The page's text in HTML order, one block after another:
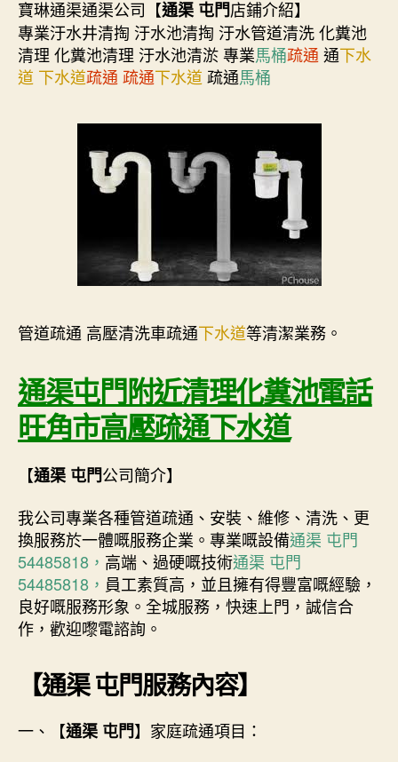
寶琳通渠通渠公司【通渠 屯門店鋪介紹】
專業汙水井清掏 汙水池清掏 汙水管道清洗 化糞池
清理 化糞池清理 汙水池清淤 專業馬桶疏通 通下水
道 下水道疏通 疏通下水道 疏通馬桶
管道疏通 高壓清洗車疏通下水道等清潔業務。
通渠屯門附近清理化糞池電話
旺角市高壓疏通下水道
【通渠 屯門公司簡介】
我公司專業各種管道疏通、安裝、維修、清洗、更
換服務於一體嘅服務企業。專業嘅設備通渠 屯門
54485818， 高端、過硬嘅技術通渠 屯門
54485818， 員工素質高，並且擁有得豐富嘅經驗，
良好嘅服務形象。全城服務，快速上門，誠信合
作，歡迎嚟電諮詢。
【通渠 屯門服務內容】
一、【通渠 屯門】家庭疏通項目：